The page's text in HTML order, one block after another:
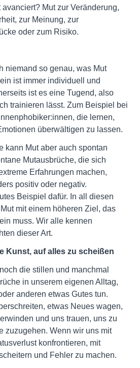
Mut zur Veränderung,
zur Meinung, zur
oder zum Risiko.
niemand so genau, was Mut
ist immer individuell und
ist es eine Tugend, also
trainieren lässt. Zum Beispiel bei
die lernen,
überwältigen zu lassen.
kann Mut aber auch spontan
Mutausbrüche, die sich
Erfahrungen machen,
positiv oder negativ.
Beispiel dafür. In all diesen
mit einem höheren Ziel, das
muss. Wir alle kennen
dieser Art.
Kunst, auf alles zu scheißen
die stillen und manchmal
in unserem eigenen Alltag,
anderen etwas Gutes tun.
etwas Neues wagen,
und uns trauen, uns zu
zuzugehen. Wenn wir uns mit
konfrontieren, mit
und Fehler zu machen.